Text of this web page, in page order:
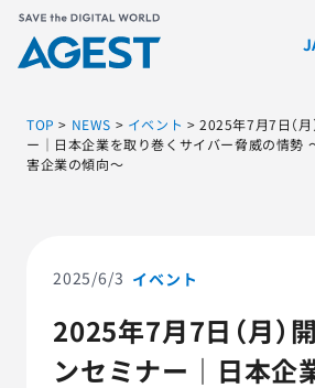
脆弱性リスク管理ツール
TFACT (AIテストツール)
TOP > NEWS > イベント >2025年7月7日（
ー｜日本企業を取り巻くサイバー脅威の情勢
害企業の傾向～
2025/6/3 イベント
2025年7月7日（月）
ンセミナー｜日本企